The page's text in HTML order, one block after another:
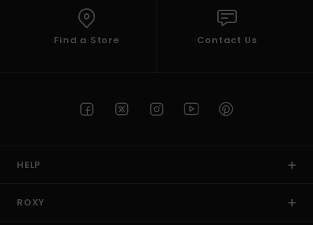
Find a Store Contact Us
HELP
ROXY